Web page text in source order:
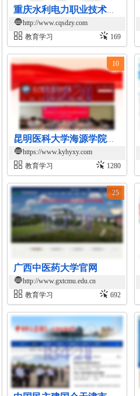
重庆水利电力职业技术学院官网
http://www.cqsdzy.com
教育学习
169
昆明医科大学海源学院官网
https://www.kyhyxy.com
教育学习
1280
10
广西中医药大学官网
http://www.gxtcmu.edu.cn
教育学习
692
25